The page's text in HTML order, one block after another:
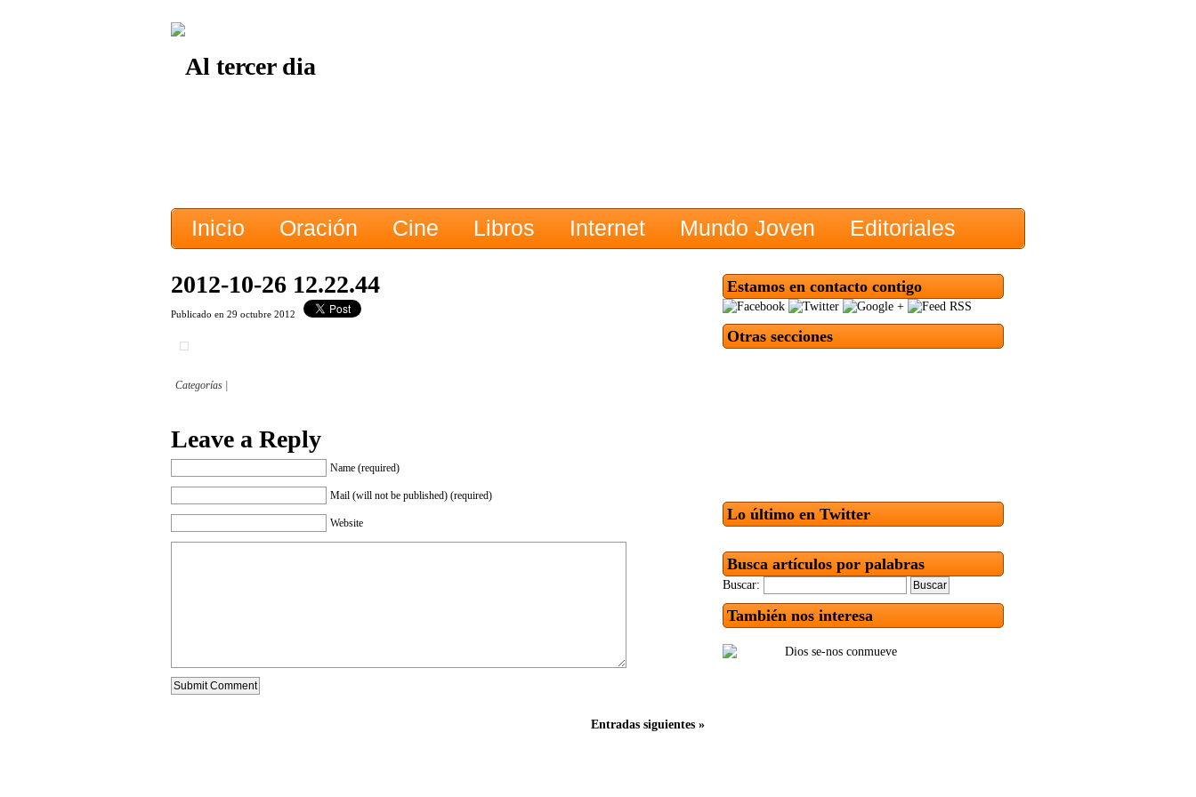
Inicio Oración Cine Libros Internet Mundo Joven Editoriales
2012-10-26 12.22.44
Publicado en 29 octubre 2012
Categorías |
Leave a Reply
Name (required)
Mail (will not be published) (required)
Website
Entradas siguientes »
Estamos en contacto contigo
Otras secciones
Lo último en Twitter
Busca artículos por palabras
Buscar:
También nos interesa